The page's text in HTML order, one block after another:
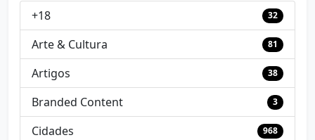
+18 32
Arte & Cultura 81
Artigos 38
Branded Content 3
Cidades 968